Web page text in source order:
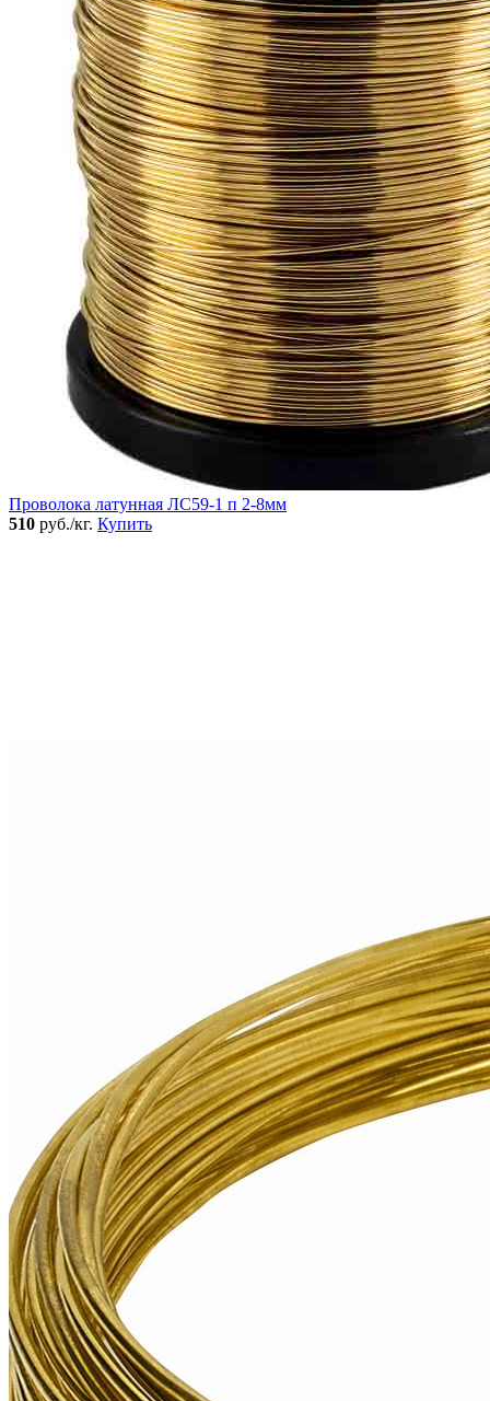
Проволока латунная ЛС59-1 п 2-8мм
510 руб./кг. Купить